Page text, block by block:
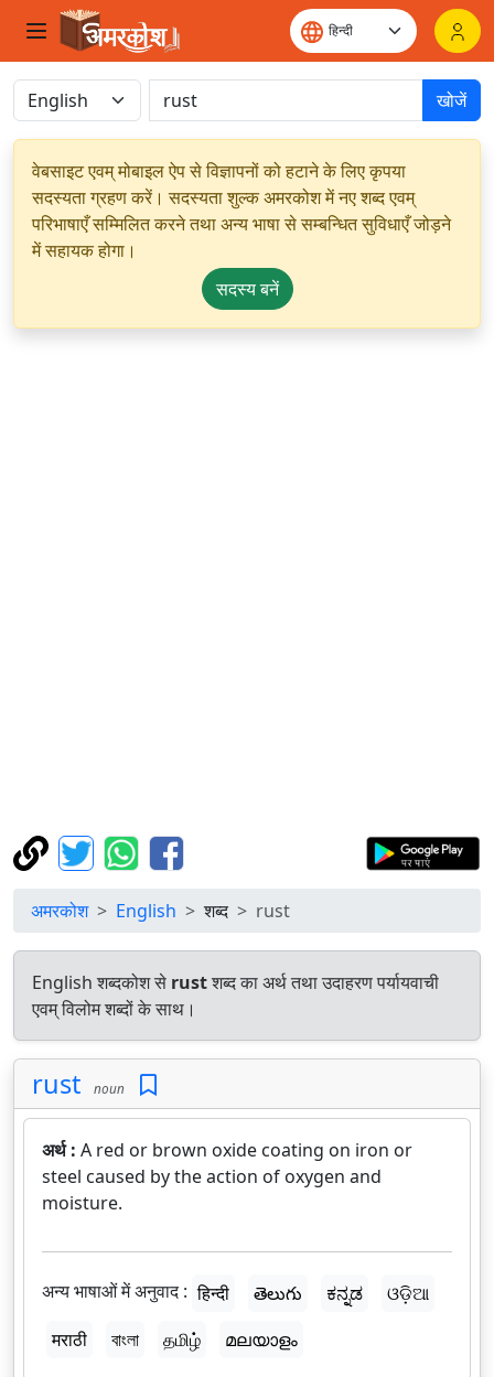
खोजें
वेबसाइट एवम् मोबाइल ऐप से विज्ञापनों को हटाने के लिए कृपया
सदस्यता ग्रहण करें। सदस्यता शुल्क अमरकोश में नए शब्द एवम्
परिभाषाएँ सम्मिलित करने तथा अन्य भाषा से सम्बन्धित सुविधाएँ जोड़ने
में सहायक होगा।
सदस्य बनें
अमरकोश English शब्द rust
English शब्दकोश से rustशब्द का अर्थ तथा उदाहरण पर्यायवाची
एवम् विलोम शब्दों के साथ।
rust noun
अर्थ : A red or brown oxide coating on iron or
steel caused by the action of oxygen and
moisture.
अन्य भाषाओं में अनुवाद : हिन्दी తెలుగు ಕನ್ನಡ
ଓଡ଼ିଆ
मराठी
বাংলা தமிழ் മലയാളം